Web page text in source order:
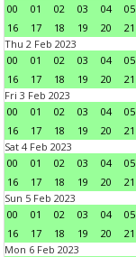
00
01 02 03 04 05
16
17 18 19 20 21
Thu 2 Feb 2023
00
01 02 03 04 05
16
17 18 19 20 21
Fri 3 Feb 2023
00
01 02 03 04 05
16
17 18 19 20 21
Sat 4 Feb 2023
00
01 02 03 04 05
16
17 18 19 20 21
Sun 5 Feb 2023
00
01 02 03 04 05
16
17 18 19 20 21
Mon 6 Feb 2023